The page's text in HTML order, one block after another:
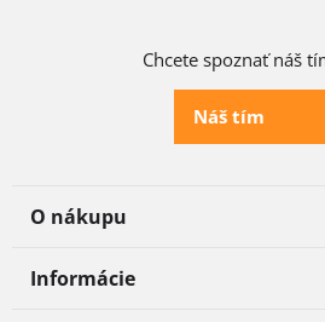
Chcete spoznať náš
Náš tím
O nákupu
Informácie